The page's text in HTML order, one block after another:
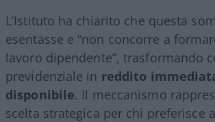
L’Istituto ha chiarito che questa
esentasse e “non concorre a
lavoro dipendente”, trasformando
previdenziale in reddito
disponibile. Il meccanismo
scelta strategica per chi preferisce